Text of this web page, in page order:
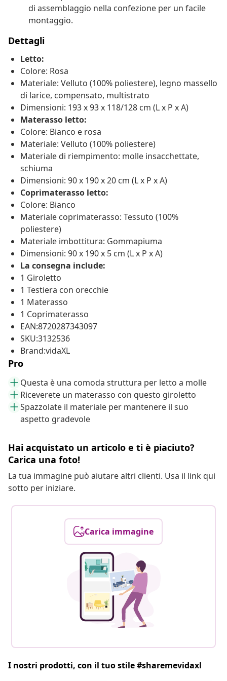
di assemblaggio nella confezione per un facile
montaggio.
Dettagli
Letto:
Colore: Rosa
Materiale: Velluto (100% poliestere), legno massello
di larice, compensato, multistrato
Dimensioni: 193 x 93 x 118/128 cm (L x P x A)
Materasso letto:
Colore: Bianco e rosa
Materiale: Velluto (100% poliestere)
Materiale di riempimento: molle insacchettate,
schiuma
Dimensioni: 90 x 190 x 20 cm (L x P x A)
Coprimaterasso letto:
Colore: Bianco
Materiale coprimaterasso: Tessuto (100%
poliestere)
Materiale imbottitura: Gommapiuma
Dimensioni: 90 x 190 x 5 cm (L x P x A)
La consegna include:
1 Giroletto
1 Testiera con orecchie
1 Materasso
1 Coprimaterasso
EAN:8720287343097
SKU:3132536
Brand:vidaXL
Pro
Questa è una comoda struttura per letto a molle
Riceverete un materasso con questo giroletto
Spazzolate il materiale per mantenere il suo
aspetto gradevole
Hai acquistato un articolo e ti è piaciuto?
Carica una foto!
La tua immagine può aiutare altri clienti. Usa il link qui
sotto per iniziare.
Carica immagine
I nostri prodotti, con il tuo stile #sharemevidaxl